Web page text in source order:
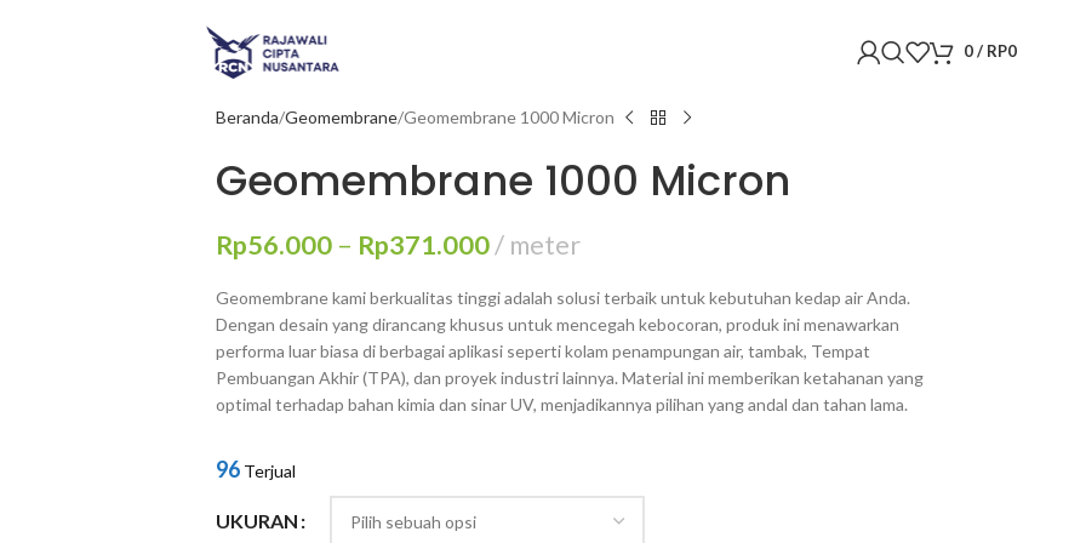
0/ RP0
Beranda Geomembrane Geomembrane 1000 Micron
Geomembrane 1000 Micron
Rp56.000 – Rp371.000 meter
Geomembrane kami berkualitas tinggi adalah solusi terbaik untuk kebutuhan kedap air Anda.
Dengan desain yang dirancang khusus untuk mencegah kebocoran, produk ini menawarkan
performa luar biasa di berbagai aplikasi seperti kolam penampungan air, tambak, Tempat
Pembuangan Akhir (TPA), dan proyek industri lainnya. Material ini memberikan ketahanan yang
optimal terhadap bahan kimia dan sinar UV, menjadikannya pilihan yang andal dan tahan lama.
96 Terjual
UKURAN